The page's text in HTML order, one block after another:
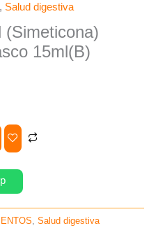
, Salud digestiva
(Simeticona)
15ml(B)
, Salud digestiva